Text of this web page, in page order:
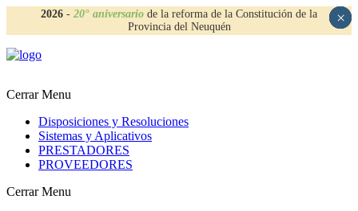
2026 - 20° aniversario de la reforma de la Constitución de la
Provincia del Neuquén
Cerrar Menu
Disposiciones y Resoluciones
Sistemas y Aplicativos
PRESTADORES
PROVEEDORES
Cerrar Menu
×
×
×
×